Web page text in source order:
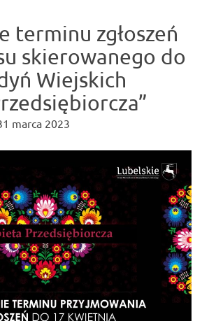
terminu zgłoszeń
skierowanego do
Wiejskich
marca 2023